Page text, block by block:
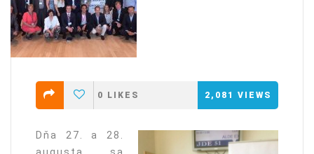
0 LIKES 2,081 VIEWS
Dňa 27. a 28.